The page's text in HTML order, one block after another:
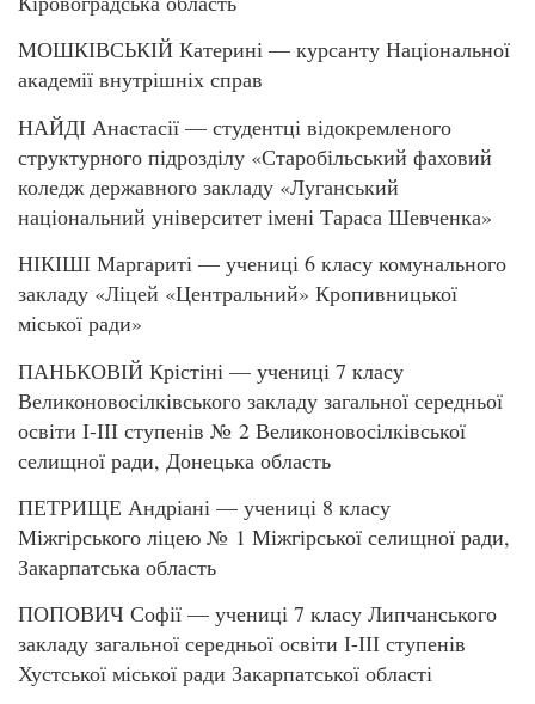
МОШКІВСЬКІЙ Катерині — курсанту Національної
академії внутрішніх справ
НАЙДІ Анастасії — студентці відокремленого
структурного підрозділу «Старобільський фаховий
коледж державного закладу «Луганський
національний університет імені Тараса Шевченка»
НІКІШІ Маргариті — учениці 6 класу комунального
закладу «Ліцей «Центральний» Кропивницької
міської ради»
ПАНЬКОВІЙ Крістіні — учениці 7 класу
Великоновосілківського закладу загальної середньої
освіти І-ІІІ ступенів № 2 Великоновосілківської
селищної ради, Донецька область
ПЕТРИЩЕ Андріані — учениці 8 класу
Міжгірського ліцею № 1 Міжгірської селищної ради,
Закарпатська область
ПОПОВИЧ Софії — учениці 7 класу Липчанського
закладу загальної середньої освіти І-ІІІ ступенів
Хустської міської ради Закарпатської області